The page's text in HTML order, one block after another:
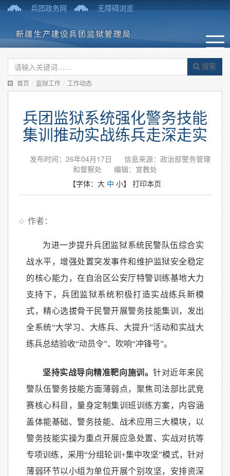
兵团政务网 无障碍浏览
搜索
首页 / 监狱工作 / 工作动态
兵团监狱系统强化警务技能
集训推动实战练兵走深走实
发布时间：26年04月17日
信息来源：政治部警务管理
和督察处
编辑：宣教处
【字体： 大 中 小】 打印本页
作者：
为进一步提升兵团监狱系统民警队伍综合实
战水平，增强处置突发事件和维护监狱安全稳定
的核心能力，在自治区公安厅特警训练基地大力
支持下，兵团监狱系统积极打造实战练兵新模
式，精心选拔骨干民警开展警务技能集训，发出
全系统“大学习、大练兵、大提升”活动和实战大
练兵总结验收“动员令”、吹响“冲锋号”。
坚持实战导向精准靶向施训。针对近年来民
警队伍警务技能方面薄弱点，聚焦司法部比武竞
赛核心科目，量身定制集训班训练方案，内容涵
盖体能基础、警务技能、战术应用三大模块，以
警务技能实操为重点开展应急处置、实战对抗等
专项训练，采用“分组轮训+集中攻坚”模式，针对
薄弱环节以小组为单位开展个别攻坚，安排资深